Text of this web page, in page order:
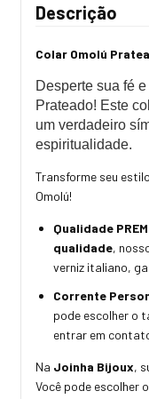
Descrição
Colar Omolú
Desperte sua fé
Prateado! Este
um verdadeiro
espiritualidade.
Transforme seu
Omolú!
Qualidade
qualidade,
verniz italiano,
Corrente
pode escolher o
entrar em
Na Joinha Bijoux,
Você pode escolher